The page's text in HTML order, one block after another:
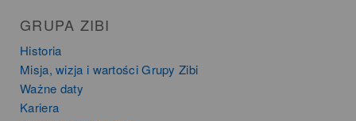
GRUPA ZIBI
Historia
Misja, wizja i wartości Grupy Zibi
Ważne daty
Kariera